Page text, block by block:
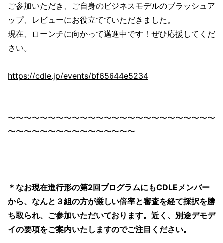
ご参加いただき、ご自身のビジネスモデルのブラッシュア
ップ、レビューにお役立てていただきました。
現在、ローンチに向かって邁進中です！ぜひ応援してくだ
さい。
https://cdle.jp/events/bf65644e5234
〜〜〜〜〜〜〜〜〜〜〜〜〜〜〜〜〜〜〜〜〜〜〜〜〜〜
〜〜〜〜〜〜〜〜〜〜〜〜〜〜〜〜
＊なお現在進行形の第2回プログラムにもCDLEメンバー
から、なんと３組の方が厳しい倍率と審査を経て採択を勝
ち取られ、ご参加いただいております。近く、別途デモデ
イの要項をご案内いたしますのでご注目ください。